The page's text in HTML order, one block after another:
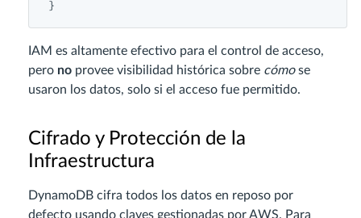
IAM es altamente efectivo para el control de acceso,
pero no provee visibilidad histórica sobre cómose
usaron los datos, solo si el acceso fue permitido.
Cifrado y Protección de la
Infraestructura
DynamoDB cifra todos los datos en reposo por
defecto usando claves gestionadas por AWS. Para